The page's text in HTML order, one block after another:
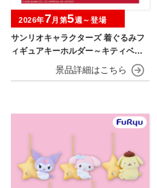
サンリオキャラクターズ 着ぐるみフ
ィギュアキーホルダー～キティベアv
2026年7月第5週～登場